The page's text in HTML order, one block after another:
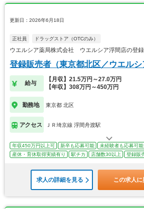
更新日：2026年6月18日
正社員 ドラッグストア（OTCのみ）
ウエルシア薬局株式会社 ウエルシア浮間店の登
登録販売者（東京都北区／ウエルシ
給与
【月収】21.5万円～27.0万円
【年収】308万円～450万円
勤務地 東京都 北区
アクセス ＪＲ埼京線 浮間舟渡駅
年収450万円以上可 新卒も応募可能 未経験者も応募可能
産休・育休取得実績有り
駅チカ 店舗数30以上 登録販
求人の詳細を見る この求人